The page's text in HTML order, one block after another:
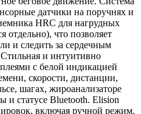
датчики на поручнях и
HRC для нагрудных
отдельно), что позволяет
и следить за сердечным
и интуитивно
с белой индикацией
скорости, дистанции,
шагах, жироанализаторе
и статусе Bluetooth. Elision
включая ручной режим,